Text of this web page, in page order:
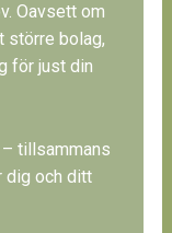
Oavsett om
större bolag,
för just din
tillsammans
dig och ditt